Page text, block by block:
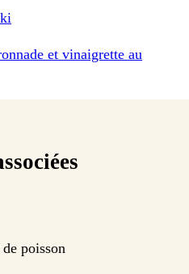
et vinaigrette au
poisson